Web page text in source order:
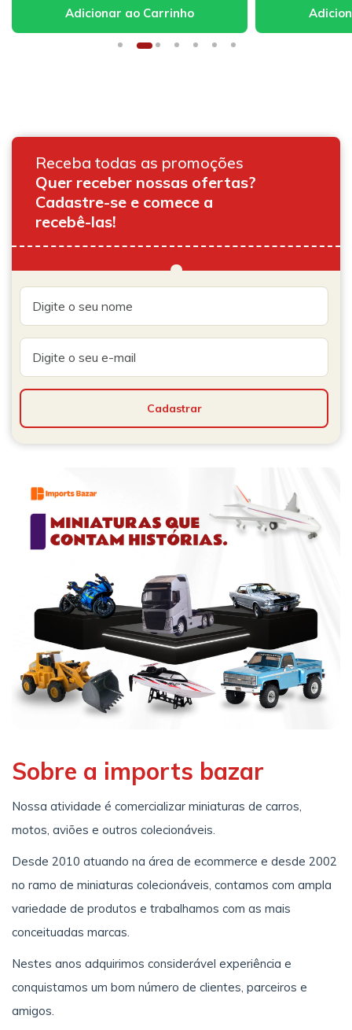
Receba todas as promoções
Quer receber nossas ofertas?
Cadastre-se e comece a
recebê-las!
Sobre a imports bazar
Nossa atividade é comercializar miniaturas de carros,
motos, aviões e outros colecionáveis.
Desde 2010 atuando na área de ecommerce e desde 2002
no ramo de miniaturas colecionáveis, contamos com ampla
variedade de produtos e trabalhamos com as mais
conceituadas marcas.
Nestes anos adquirimos considerável experiência e
conquistamos um bom número de clientes, parceiros e
amigos.